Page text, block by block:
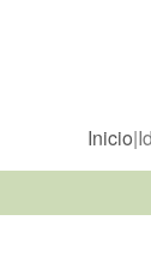
Inicio|